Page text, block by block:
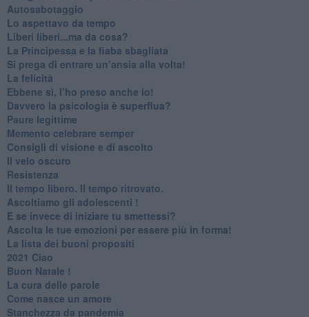
Autosabotaggio
​Lo aspettavo da tempo
​Liberi liberi...ma da cosa?
​La Principessa e la fiaba sbagliata
Si prega di entrare un’ansia alla volta!
​La felicità
​Ebbene sì, l’ho preso anche io!
​Davvero la psicologia è superflua?
Paure legittime
​Memento celebrare semper
​Consigli di visione e di ascolto
​Il velo oscuro
Resistenza
​Il tempo libero. Il tempo ritrovato.
Ascoltiamo gli adolescenti !
​E se invece di iniziare tu smettessi?
​Ascolta le tue emozioni per essere più in forma!
​La lista dei buoni propositi
2021 Ciao
Buon Natale !
​La cura delle parole
​Come nasce un amore
Stanchezza da pandemia